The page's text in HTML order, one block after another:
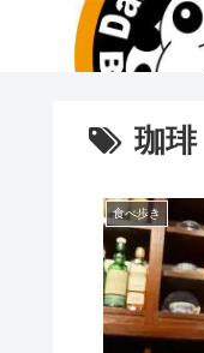
珈琲
食べ歩き